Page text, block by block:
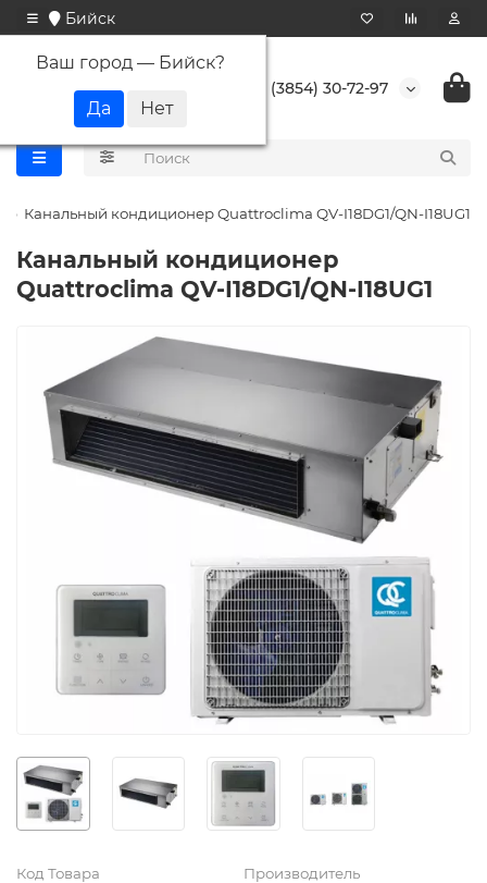
Бийск
Ваш город — Бийск?
+7 (3854) 30-72-97
Канальный кондиционер Quattroclima QV-I18DG1/QN-I18UG1
Канальный кондиционер
Quattroclima QV-I18DG1/QN-I18UG1
Код Товара Производитель